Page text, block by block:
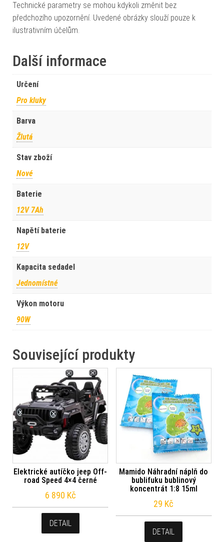
Technické parametry se mohou kdykoli změnit bez
předchozího upozornění. Uvedené obrázky slouží pouze k
ilustrativním účelům.
Další informace
Určení
Pro kluky
Barva
Žlutá
Stav zboží
Nové
Baterie
12V 7Ah
Napětí baterie
12V
Kapacita sedadel
Jednomístné
Výkon motoru
90W
Související produkty
Elektrické autíčko jeep Off-
road Speed 4×4 černé
6 890 Kč
DETAIL
Mamido Náhradní náplň do
bublifuku bublinový
koncentrát 1:8 15ml
29 Kč
DETAIL